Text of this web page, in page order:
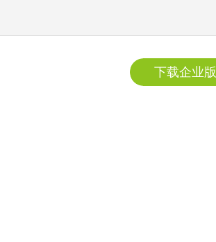
下载企业版